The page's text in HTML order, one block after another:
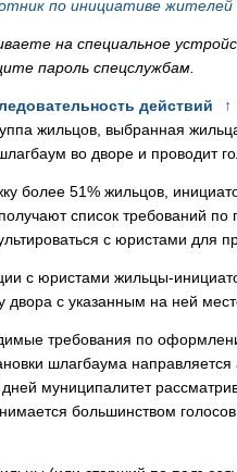
по инициативе жителей
на специальное
пароль спецслужбам.
действий
↑
жильцов, выбранная
во дворе и проводит
более 51% жильцов,
список требований по
с юристами для
с юристами жильцы-
двора с указанным на ней
требования по
шлагбаума
муниципалитет
большинством